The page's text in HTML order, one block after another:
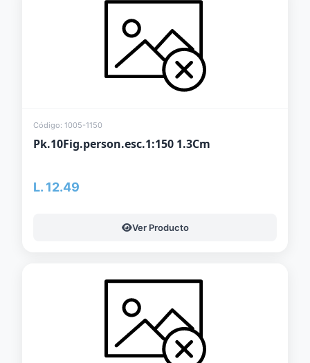
Código: 1005-1150
Pk.10Fig.person.esc.1:150 1.3Cm
L. 12.49
Ver Producto